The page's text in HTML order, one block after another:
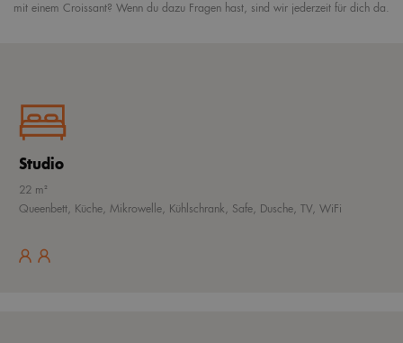
mit einem Croissant? Wenn du dazu Fragen hast, sind wir jederzeit für dich da.
Studio
22 m²
Queenbett, Küche, Mikrowelle, Kühlschrank, Safe, Dusche, TV, WiFi